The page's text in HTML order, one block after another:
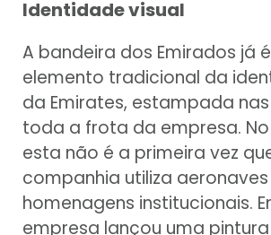
Identidade visual
A bandeira dos Emirados já
elemento tradicional da
da Emirates, estampada
toda a frota da empresa.
esta não é a primeira vez
companhia utiliza
homenagens institucionais.
empresa lançou uma